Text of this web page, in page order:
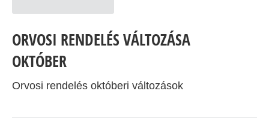
ORVOSI RENDELÉS VÁLTOZÁSA
OKTÓBER
Orvosi rendelés októberi változások